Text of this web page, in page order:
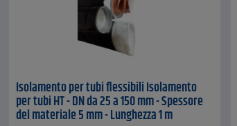
Isolamento per tubi flessibili Isolamento
per tubi HT - DN da 25 a 150 mm - Spessore
del materiale 5 mm - Lunghezza 1 m